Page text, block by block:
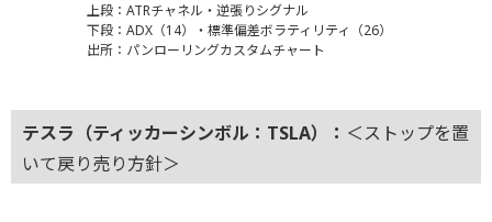
上段：ATRチャネル・逆張りシグナル
下段：ADX（14）・標準偏差ボラティリティ（26）
出所：パンローリングカスタムチャート
テスラ（ティッカーシンボル：TSLA）： ＜ストップを置
いて戻り売り方針＞